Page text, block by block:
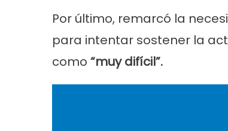
Por último, remarcó la
para intentar sostener la
como “muy difícil”.